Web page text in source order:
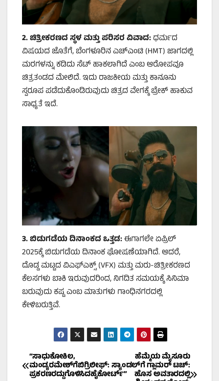
2.ಚಿತ್ರೀಕರಣದ ಸ್ಥಳ ಮತ್ತು ಪರಿಸರ ವಿವಾದ:ಧರ್ಮದ
ವಿಷಯದ ಜೊತೆಗೆ, ಬೆಂಗಳೂರಿನ ಎಚ್‌ಎಂಟಿ (HMT) ಜಾಗದಲ್ಲಿ
ಮರಗಳನ್ನು ಕಡಿದು ಸೆಟ್ ಹಾಕಲಾಗಿದೆ ಎಂಬ ಆರೋಪವೂ
ಚಿತ್ರತಂಡದ ಮೇಲಿದೆ. ಇದು ರಾಜಕೀಯ ಮತ್ತು ಕಾನೂನು
ಸ್ವರೂಪ ಪಡೆದುಕೊಂಡಿರುವುದು ಚಿತ್ರದ ವೇಗಕ್ಕೆ ಬ್ರೇಕ್ ಹಾಕುವ
ಸಾಧ್ಯತೆ ಇದೆ.
3.ಬಿಡುಗಡೆಯ ದಿನಾಂಕದ ಒತ್ತಡ:ಈಗಾಗಲೇ ಏಪ್ರಿಲ್
2025ಕ್ಕೆ ಬಿಡುಗಡೆಯ ದಿನಾಂಕ ಘೋಷಣೆಯಾಗಿದೆ. ಆದರೆ,
ದೊಡ್ಡ ಮಟ್ಟದ ವಿಎಫ್‌ಎಕ್ಸ್ (VFX) ಮತ್ತು ಮರು-ಚಿತ್ರೀಕರಣದ
ಕೆಲಸಗಳು ಬಾಕಿ ಇರುವುದರಿಂದ, ನಿಗದಿತ ಸಮಯಕ್ಕೆ ಸಿನಿಮಾ
ಬರುವುದು ಕಷ್ಟ ಎಂಬ ಮಾತುಗಳು ಗಾಂಧಿನಗರದಲ್ಲಿ
ಕೇಳಿಬರುತ್ತಿವೆ.
Post ಹೆಮ್ಮೆಯ ಮೈಸೂರು
ಸ್ಯಾಂಡಲ್‌ಗೆ ಗ್ಲಾಮರ್ ಟಚ್:
ಹೊಸ ಅವತಾರದಲ್ಲಿ
“ಸಾಧುಕೋಕಿಲ,
ಮಂಡ್ಯರಮೇಶ್‌ಗೆಬಿಗ್ರಿಲೀಫ್:
ಪ್ರಕರಣರದ್ದುಗೊಳಿಸಿದಹೈಕೋರ್ಟ್”